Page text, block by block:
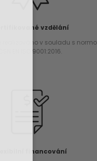
vzdělání
realizováno v souladu s
ČSN EN ISO 9001:2016.
financování